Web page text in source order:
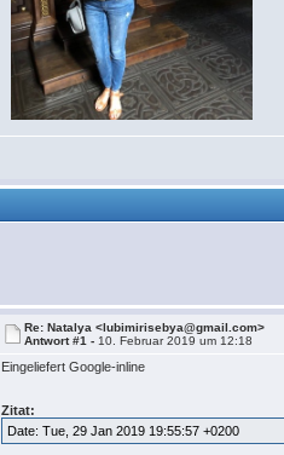
Re: Natalya <lubimirisebya@gmail.com>
Antwort #1 - 10. Februar 2019 um 12:18
Eingeliefert Google-inline
Zitat:
Date: Tue, 29 Jan 2019 19:55:57 +0200